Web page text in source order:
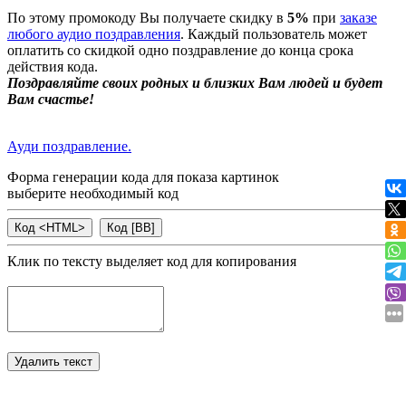
По этому промокоду Вы получаете скидку в 5% при заказе
любого аудио поздравления. Каждый пользователь может
оплатить со скидкой одно поздравление до конца срока
действия кода.
Поздравляйте своих родных и близких Вам людей и будет
Вам счастье!
Ауди поздравление.
Форма генерации кода для показа картинок
выберите необходимый код
Клик по тексту выделяет код для копирования